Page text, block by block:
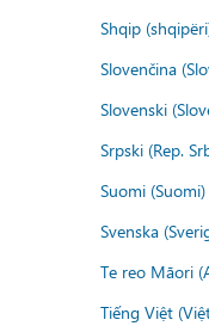
Shqip
Slovenčina
Slovenski
Srpski (Rep.
Suomi (Suomi)
Svenska
Te reo Māori
Tiếng Việt